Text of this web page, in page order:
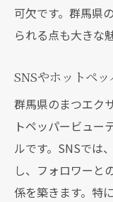
可欠です。群馬県
られる点も大きな
SNSやホットペ
群馬県のまつエク
トペッパービュー
ルです。SNSでは
し、フォロワーと
係を築きます。特